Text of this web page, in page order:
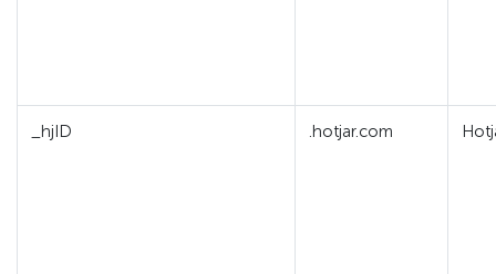
_hjID .hotjar.com